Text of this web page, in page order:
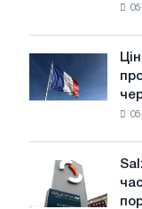
після
схвалення
Європейської
Ціни
виробників
у
0,6%
Salzgitter
продає
Klöckner